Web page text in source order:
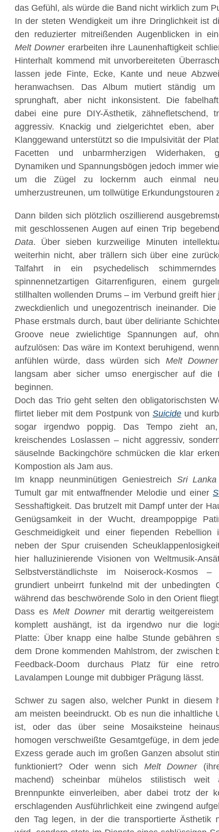
das Gefühl, als würde die Band nicht wirklich zum
In der steten Wendigkeit um ihre Dringlichkeit ist
den reduzierter mitreißenden Augenblicken in
Melt Downererarbeiten ihre Launenhaftigkeit
Hinterhalt kommend mit unvorbereiteten
lassen jede Finte, Ecke, Kante und neue
heranwachsen. Das Album mutiert ständig
sprunghaft, aber nicht inkonsistent. Die
dabei eine pure DIY-Ästhetik, zähnefletschend,
aggressiv. Knackig und zielgerichtet eben,
Klanggewand unterstützt so die Impulsivität der
Facetten und unbarmherzigen Widerhaken,
Dynamiken und Spannungsbögen jedoch immer
um die Zügel zu lockernm auch einmal
umherzustreunen, um tollwütige Erkundungstouren
Dann bilden sich plötzlich oszillierend
mit geschlossenen Augen auf einen Trip
Data. Über sieben kurzweilige Minuten
weiterhin nicht, aber trällern sich über eine
Talfahrt in ein psychedelisch
spinnennetzartigen Gitarrenfiguren, einem
stillhalten wollenden Drums – im Verbund greift
zweckdienlich und unegozentrisch ineinander.
Phase erstmals durch, baut über deliriante
Groove neue zwielichtige Spannungen auf,
aufzulösen: Das wäre im Kontext beruhigend,
anfühlen würde, dass würden sich Melt Downer
langsam aber sicher umso energischer auf die
beginnen.
Doch das Trio geht selten den obligatorischsten
flirtet lieber mit dem Postpunk von Suicide und
sogar irgendwo poppig. Das Tempo zieht
kreischendes Loslassen – nicht aggressiv,
säuselnde Backingchöre schmücken die klar
Kompostion als Jam aus.
Im knapp neunminütigen Geniestreich Sri Lanka
Tumult gar mit entwaffnender Melodie und einer
Sesshaftigkeit. Das brutzelt mit Dampf unter der
Genügsamkeit in der Wucht, dreampoppige
Geschmeidigkeit und einer fiependen Rebellion
neben der Spur cruisenden
hier halluzinierende Visionen von Weltmusik-
Selbstverständlichste im Noiserock-Kosmos –
grundiert unbeirrt funkelnd mit der unbedingten
während das beschwörende Solo in den Orient
Dass esMelt Downermit derartig weitgereistem
komplett aushängt, ist da irgendwo nur die
Platte: Über knapp eine halbe Stunde gebähren
dem Drone kommenden Mahlstrom, der zwischen
Feedback-Doom durchaus Platz für eine
Lavalampen Lounge mit dubbiger Prägung lässt.
Schwer zu sagen also, welcher Punkt in diesem
am meisten beeindruckt. Ob es nun die inhaltliche
ist, oder das über seine Mosaiksteine
homogen verschweißte Gesamtgefüge, in dem
Exzess gerade auch im großen Ganzen absolut
funktioniert? Oder wenn sich Melt Downer
machend) scheinbar mühelos stilistisch weit
Brennpunkte einverleiben, aber dabei trotz der
erschlagenden Ausführlichkeit eine zwingend
den Tag legen, in der die transportierte Ästhetik